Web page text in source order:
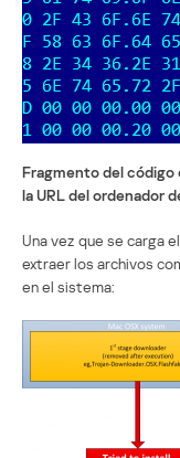
Fragmento del código
la URL del ordenador
Una vez que se carga
extraer los archivos
en el sistema: